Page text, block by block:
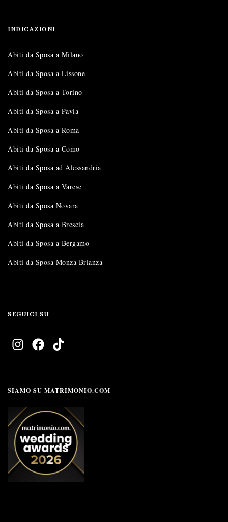
INDICAZIONI
Abiti da Sposa a Milano
Abiti da Sposa a Lissone
Abiti da Sposa a Torino
Abiti da Sposa a Pavia
Abiti da Sposa a Roma
Abiti da Sposa a Como
Abiti da Sposa ad Alessandria
Abiti da Sposa a Varese
Abiti da Sposa Novara
Abiti da Sposa a Brescia
Abiti da Sposa a Bergamo
Abiti da Sposa Monza Brianza
SEGUICI SU
SIAMO SU MATRIMONIO.COM